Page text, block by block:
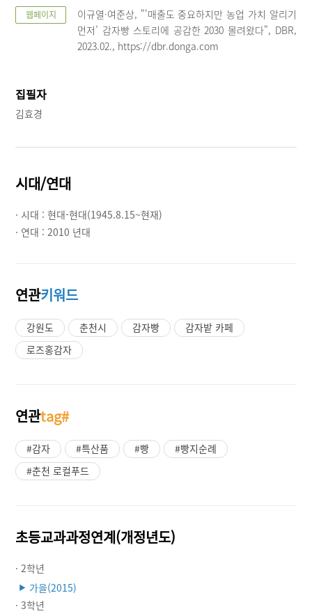
웹페이지
이규열·여준상, "'매출도 중요하지만 농업 가치 알리기
먼저’ 감자빵 스토리에 공감한 2030 몰려왔다", DBR,
2023.02., https://dbr.donga.com
집필자
김효경
시대/연대
· 시대 :현대-현대(1945.8.15~현재)
· 연대 :2010 년대
연관키워드
강원도 춘천시 감자빵
감자밭 카페
로즈홍감자
연관tag#
#감자 #특산품 #빵
#빵지순례
#춘천 로컬푸드
초등교과과정연계(개정년도)
· 2학년
▶ 가을(2015)
· 3학년